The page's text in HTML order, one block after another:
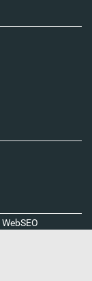
WebSEO